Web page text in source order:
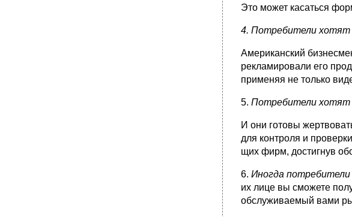
Это может касаться
4. Потребители хотят
Американский
рекламировали его
применяя не толь­ко
5. Потребители хотят
И они готовы
для контроля и
щих фирм, достигнув
6. Иногда
их лице вы сможете
обслуживаемый вами